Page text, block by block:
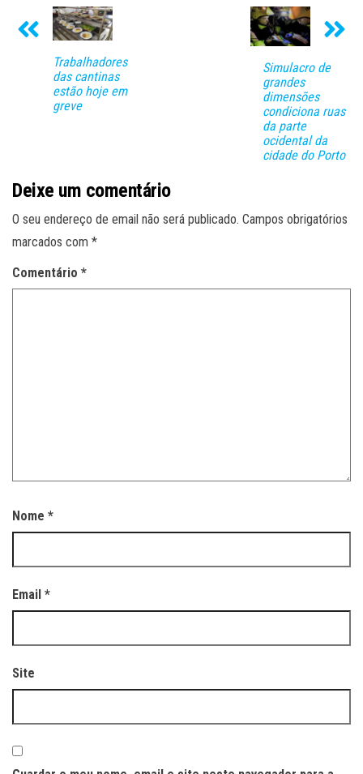
Trabalhadores
das cantinas
estão hoje em
greve
Simulacro de
grandes
dimensões
condiciona ruas
da parte
ocidental da
cidade do Porto
Deixe um comentário
O seu endereço de email não será publicado. Campos obrigatórios
marcados com *
Comentário *
Nome *
Email *
Site